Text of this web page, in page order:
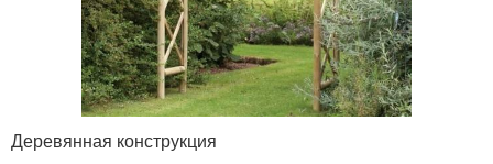
Деревянная конструкция